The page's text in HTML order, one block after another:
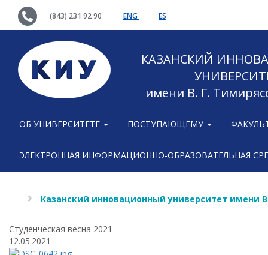
(843) 231 92 90 ENG ES
КАЗАНСКИЙ
имени В. Г.
ОБ УНИВЕРСИТЕТЕ ПОСТУПАЮЩЕМУ
ЭЛЕКТРОННАЯ ИНФОРМАЦИОННО-ОБРАЗОВАТЕЛЬНАЯ
Казанский инновационный университет имени
Cтуденческая весна 2021
12.05.2021